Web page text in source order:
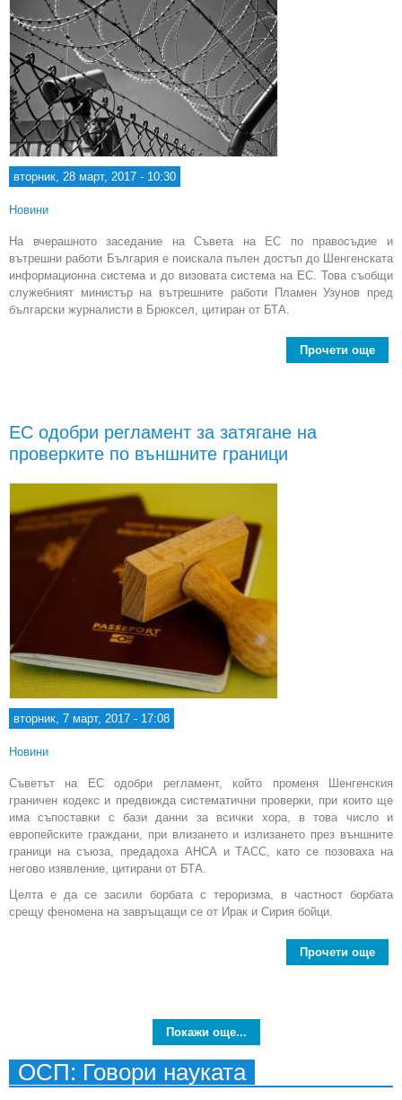
вторник, 28 март, 2017 - 10:30
Новини
На вчерашното заседание на Съвета на ЕС по правосъдие и
вътрешни работи България е поискала пълен достъп до Шенгенската
информационна система и до визовата система на ЕС. Това съобщи
служебният министър на вътрешните работи Пламен Узунов пред
български журналисти в Брюксел, цитиран от БТА.
Прочети още
ЕС одобри регламент за затягане на
проверките по външните граници
вторник, 7 март, 2017 - 17:08
Новини
Съветът на ЕС одобри регламент, който променя Шенгенския
граничен кодекс и предвижда систематични проверки, при които ще
има съпоставки с бази данни за всички хора, в това число и
европейските граждани, при влизането и излизането през външните
граници на съюза, предадоха АНСА и ТАСС, като се позоваха на
негово изявление, цитирани от БТА.
Целта е да се засили борбата с тероризма, в частност борбата
срещу феномена на завръщащи се от Ирак и Сирия бойци.
Прочети още
Покажи още...
ОСП: Говори науката